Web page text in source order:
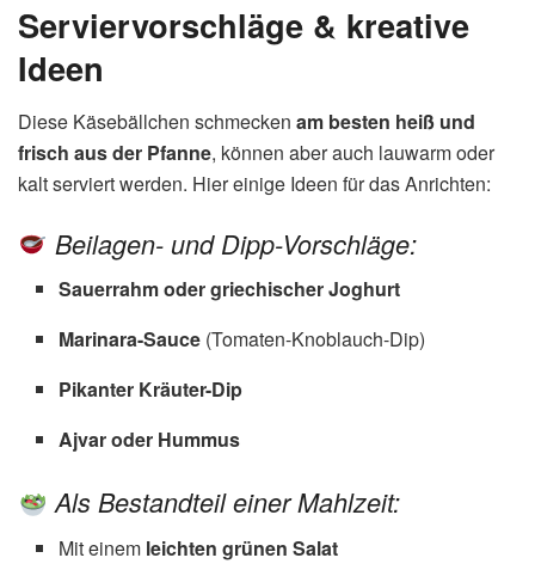
Serviervorschläge & kreative
Ideen
Diese Käsebällchen schmecken am besten heiß und
frisch aus der Pfanne, können aber auch lauwarm oder
kalt serviert werden. Hier einige Ideen für das Anrichten:
Beilagen- und Dipp-Vorschläge:
Sauerrahm oder griechischer Joghurt
Marinara-Sauce (Tomaten-Knoblauch-Dip)
Pikanter Kräuter-Dip
Ajvar oder Hummus
Als Bestandteil einer Mahlzeit:
Mit einem leichten grünen Salat